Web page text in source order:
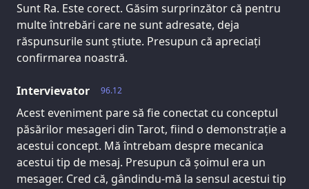
Sunt Ra. Este corect. Găsim surprinzător că pentru
multe întrebări care ne sunt adresate, deja
răspunsurile sunt știute. Presupun că apreciați
confirmarea noastră.
96.12
Intervievator
Acest eveniment pare să fie conectat cu conceptul
păsărilor mesageri din Tarot, fiind o demonstrație a
acestui concept. Mă întrebam despre mecanica
acestui tip de mesaj. Presupun că șoimul era un
mesager. Cred că, gândindu-mă la sensul acestui tip